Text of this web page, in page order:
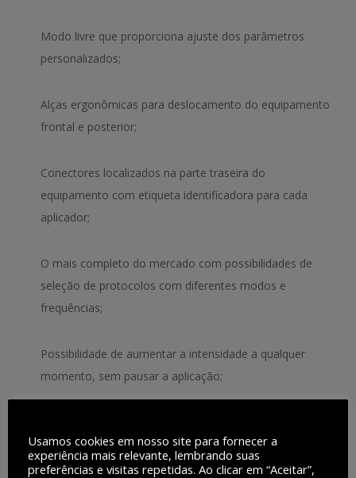
Modo livre que proporciona ajuste dos parâmetros
personalizados;
Alças ergonômicas para deslocamento do equipamento
frontal e posterior;
Conectores localizados na parte traseira do
equipamento com etiqueta identificadora para cada
aplicador;
O mais completo do mercado com possibilidades de
seleção de protocolos com diferentes modos e
frequências;
Possibilidade de aumentar a intensidade a qualquer
momento, sem pausar a aplicação;
Manutenção de baixo custo: sem consumíveis;
Usamos cookies em nosso site para fornecer a
experiência mais relevante, lembrando suas
preferências e visitas repetidas. Ao clicar em “Aceitar”,